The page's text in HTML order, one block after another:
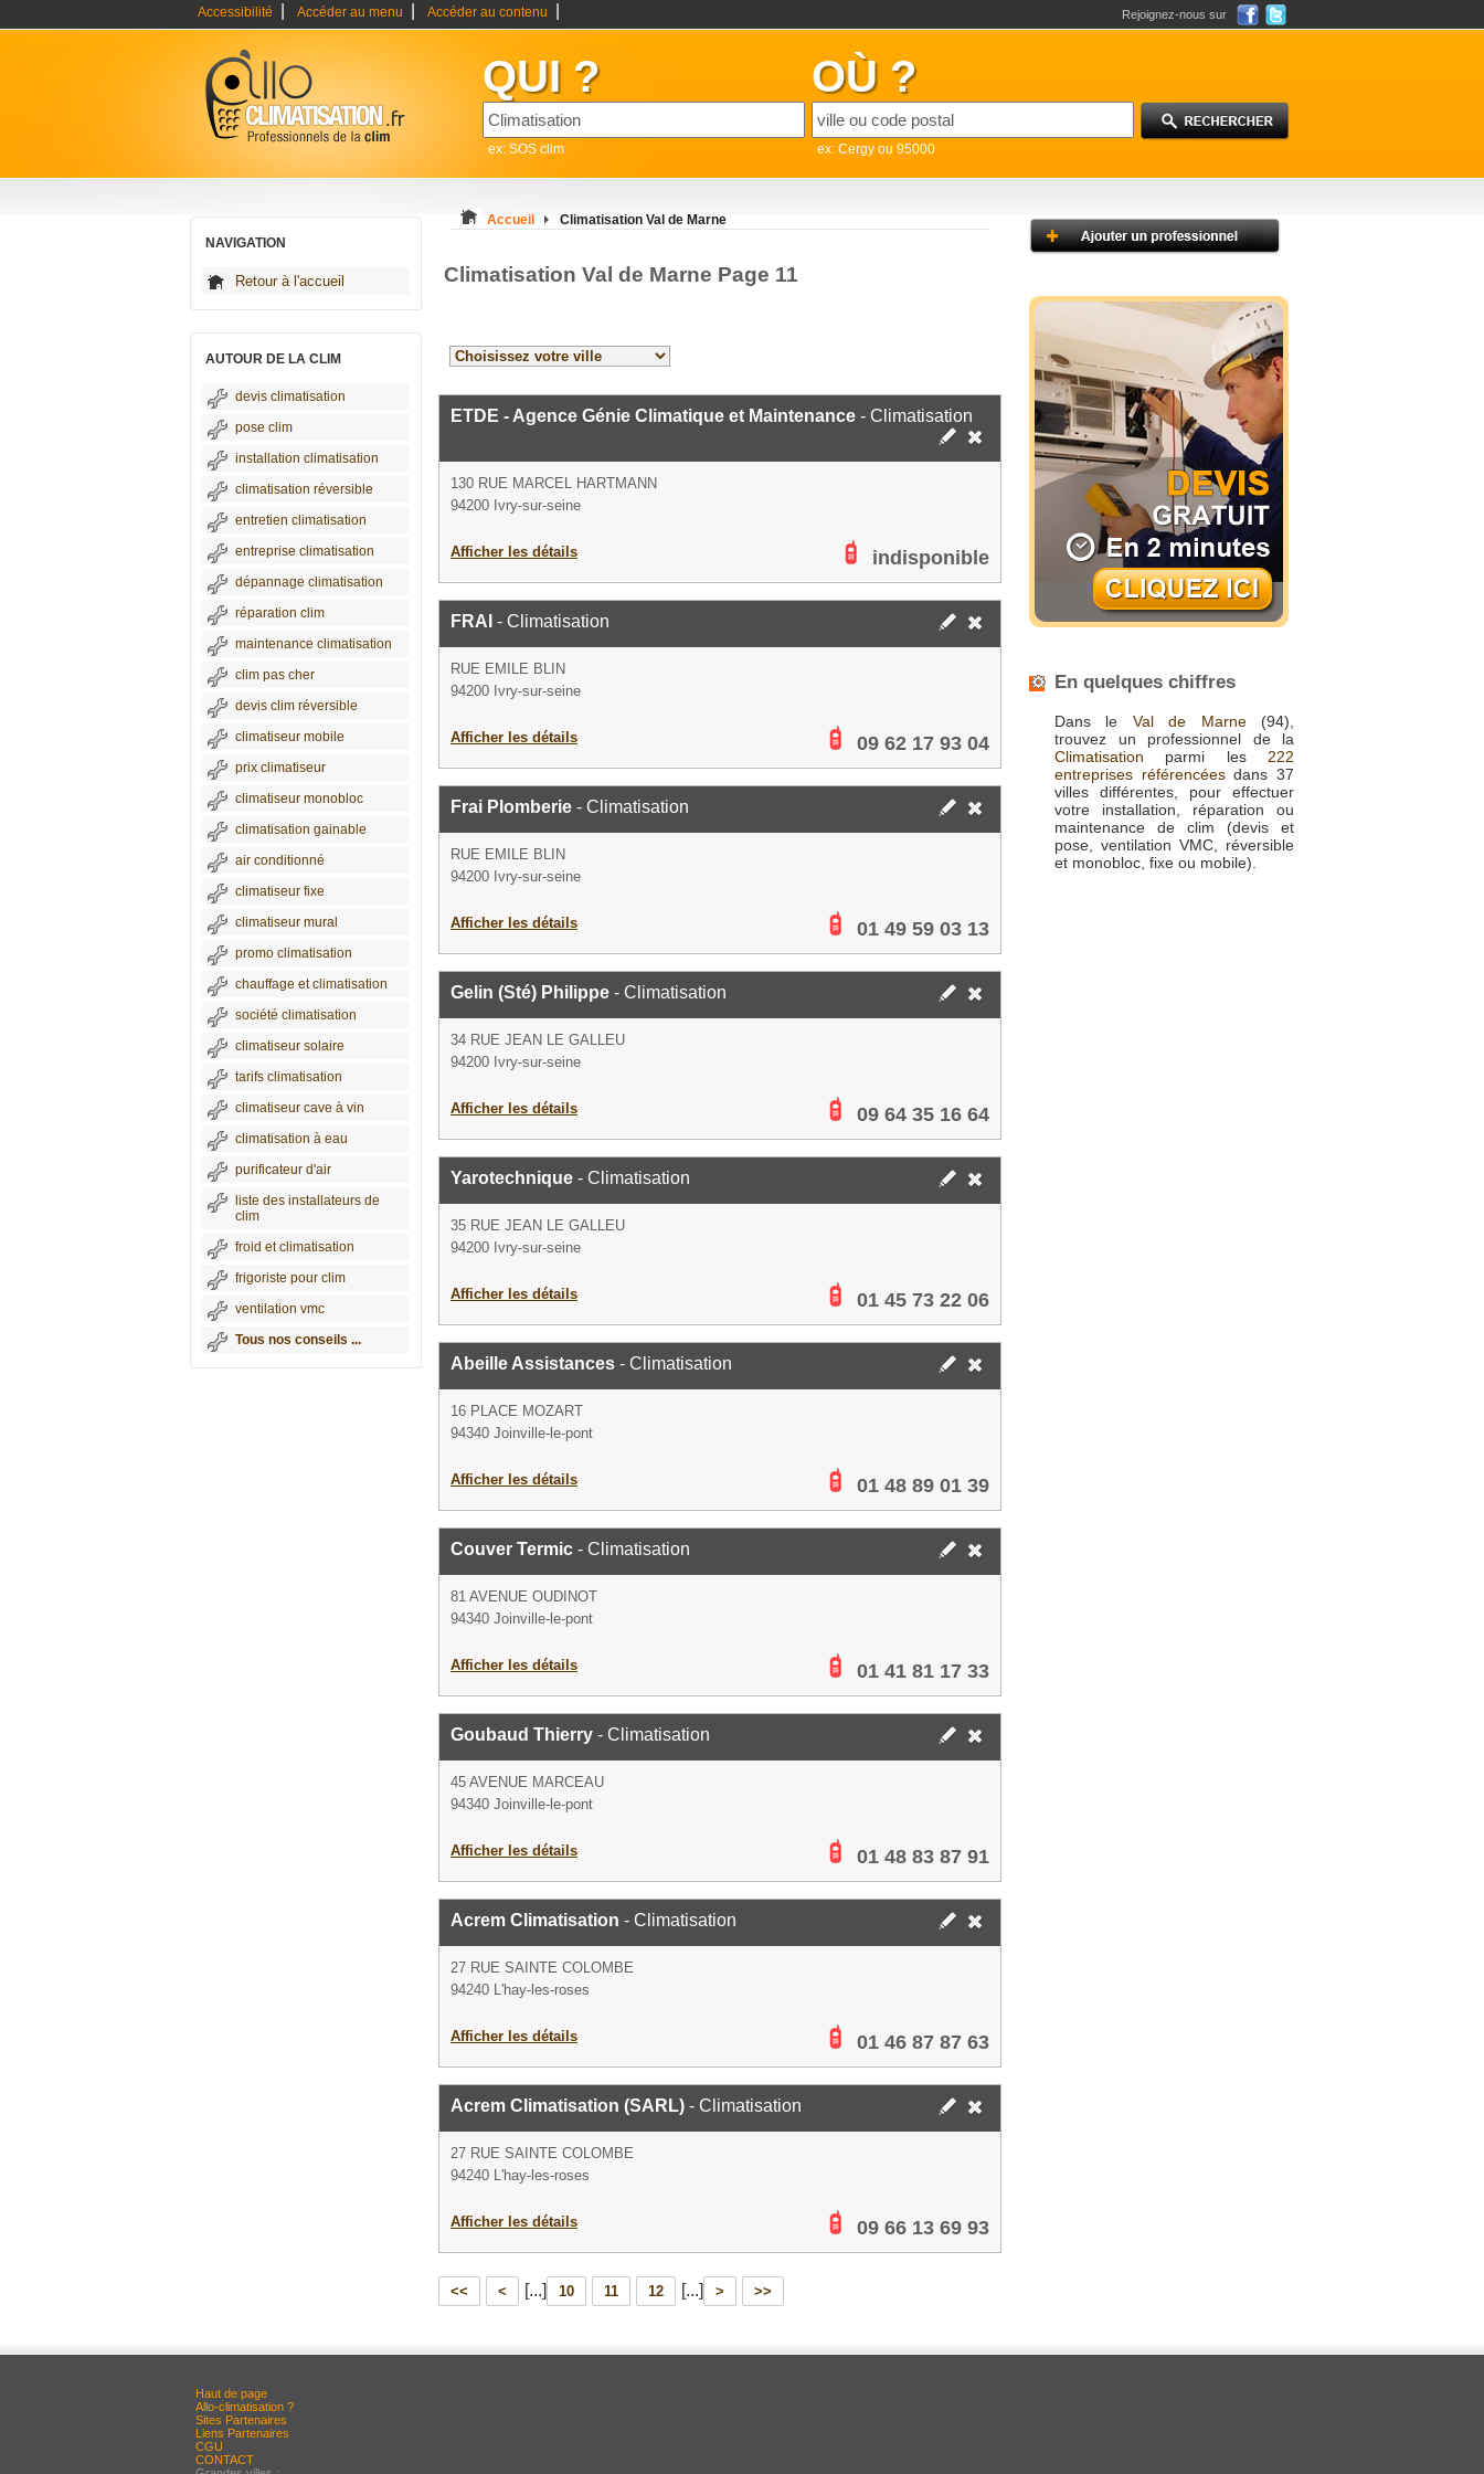
Accessibilité Accéder au menu Accéder au contenu Rejoignez-nous sur
QUI ?
ex: SOS clim
OÙ ?
ex: Cergy ou 95000
NAVIGATION
Retour à l'accueil
AUTOUR DE LA CLIM
devis climatisation
pose clim
installation climatisation
climatisation réversible
entretien climatisation
entreprise climatisation
dépannage climatisation
réparation clim
maintenance climatisation
clim pas cher
devis clim réversible
climatiseur mobile
prix climatiseur
climatiseur monobloc
climatisation gainable
air conditionné
climatiseur fixe
climatiseur mural
promo climatisation
chauffage et climatisation
société climatisation
climatiseur solaire
tarifs climatisation
climatiseur cave à vin
climatisation à eau
purificateur d'air
liste des installateurs de
clim
froid et climatisation
frigoriste pour clim
ventilation vmc
Tous nos conseils ...
Accueil Climatisation Val de Marne
Climatisation Val de Marne Page 11
ETDE - Agence Génie Climatique et Maintenance - Climatisation
130 RUE MARCEL HARTMANN
94200 Ivry-sur-seine
Afficher les détails indisponible
FRAI - Climatisation
RUE EMILE BLIN
94200 Ivry-sur-seine
Afficher les détails 09 62 17 93 04
Frai Plomberie - Climatisation
RUE EMILE BLIN
94200 Ivry-sur-seine
Afficher les détails 01 49 59 03 13
Gelin (Sté) Philippe - Climatisation
34 RUE JEAN LE GALLEU
94200 Ivry-sur-seine
Afficher les détails 09 64 35 16 64
Yarotechnique - Climatisation
35 RUE JEAN LE GALLEU
94200 Ivry-sur-seine
Afficher les détails 01 45 73 22 06
Abeille Assistances - Climatisation
16 PLACE MOZART
94340 Joinville-le-pont
Afficher les détails 01 48 89 01 39
Couver Termic - Climatisation
81 AVENUE OUDINOT
94340 Joinville-le-pont
Afficher les détails 01 41 81 17 33
Goubaud Thierry - Climatisation
45 AVENUE MARCEAU
94340 Joinville-le-pont
Afficher les détails 01 48 83 87 91
Acrem Climatisation - Climatisation
27 RUE SAINTE COLOMBE
94240 L'hay-les-roses
Afficher les détails 01 46 87 87 63
Acrem Climatisation (SARL) - Climatisation
27 RUE SAINTE COLOMBE
94240 L'hay-les-roses
Afficher les détails 09 66 13 69 93
<< < [...] 10 11 12 [...] > >>
En quelques chiffres
Dans le Val de Marne(94),
trouvez un professionnel de la
Climatisation parmi les 222
entreprises référencéesdans 37
villes différentes, pour effectuer
votre installation, réparation ou
maintenance de clim (devis et
pose, ventilation VMC, réversible
et monobloc, fixe ou mobile).
Haut de page
Allo-climatisation ?
Sites Partenaires
Liens Partenaires
CGU
CONTACT